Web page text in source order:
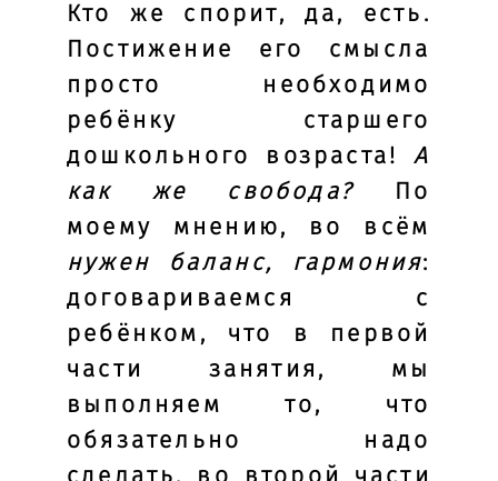
Кто же спорит, да, есть.
Постижение его смысла
просто необходимо
ребёнку старшего
дошкольного возраста!А
как же свобода?По
моему мнению, во всём
нужен баланс, гармония:
договариваемся с
ребёнком, что в первой
части занятия, мы
выполняем то, что
обязательно надо
сделать, во второй части